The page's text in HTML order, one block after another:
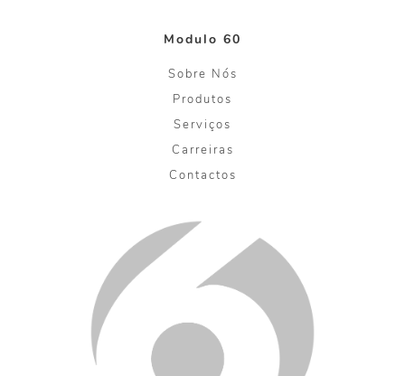
Modulo 60
Sobre Nós
Produtos
Serviços
Carreiras
Contactos